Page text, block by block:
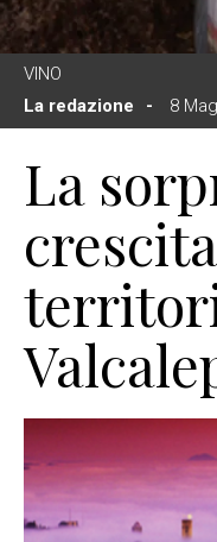
VINO
La redazione
8
La